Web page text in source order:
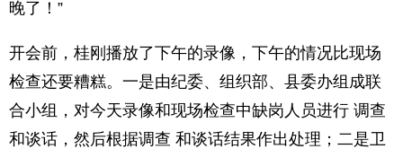
晚了！”
开会前，桂刚播放了下午的录像，下午的情况比现场
检查还要糟糕。一是由纪委、组织部、县委办组成联
合小组，对今天录像和现场检查中缺岗人员进行 调查
和谈话，然后根据调查 和谈话结果作出处理；二是卫